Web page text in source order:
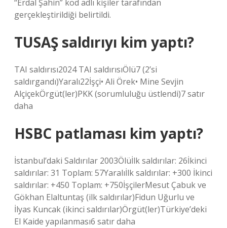
“Erdal Şahin” kod adlı kişiler tarafından
gerçekleştirildiği belirtildi.
TUSAŞ saldırıyı kim yaptı?
TAI saldırısı2024 TAI saldırısıÖlü7 (2’si
saldırgandı)Yaralı22İşçi• Ali Örek• Mine Sevjin
AlçiçekÖrgüt(ler)PKK (sorumluluğu üstlendi)7 satır
daha
HSBC patlaması kim yaptı?
İstanbul’daki Saldırılar 2003Ölüİlk saldırılar: 26İkinci
saldırılar: 31 Toplam: 57Yaralıİlk saldırılar: +300 İkinci
saldırılar: +450 Toplam: +750İşçilerMesut Çabuk ve
Gökhan Elaltuntaş (ilk saldırılar)Fidun Uğurlu ve
İlyas Kuncak (ikinci saldırılar)Örgüt(ler)Türkiye’deki
El Kaide yapılanması6 satır daha